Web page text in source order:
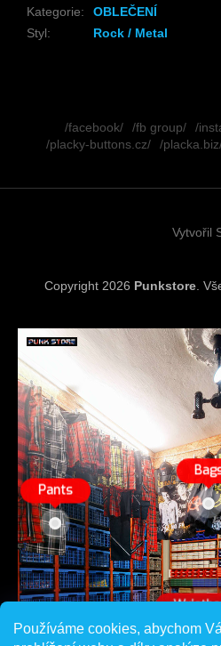
Používáme cookies, abychom
Kategorie:
OBLEČENÍ
Styl: Rock / Metal
/facebook/ /fb group/ /
/placky-buttons.cz/
/
Vytvořil
Copyright 2026 Punkstore .